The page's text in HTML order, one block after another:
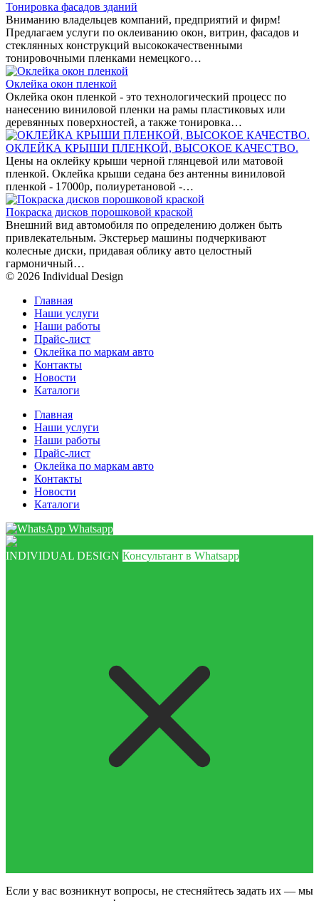
Тонировка фасадов зданий
Вниманию владельцев компаний, предприятий и фирм!
Предлагаем услуги по оклеиванию окон, витрин, фасадов и
стеклянных конструкций высококачественными
тонировочными пленками немецкого…
Оклейка окон пленкой
Оклейка окон пленкой - это технологический процесс по
нанесению виниловой пленки на рамы пластиковых или
деревянных поверхностей, а также тонировка…
ОКЛЕЙКА КРЫШИ ПЛЕНКОЙ, ВЫСОКОЕ КАЧЕСТВО.
Цены на оклейку крыши черной глянцевой или матовой
пленкой. Оклейка крыши седана без антенны виниловой
пленкой - 17000р, полиуретановой -…
Покраска дисков порошковой краской
Внешний вид автомобиля по определению должен быть
привлекательным. Экстерьер машины подчеркивают
колесные диски, придавая облику авто целостный
гармоничный…
© 2026 Individual Design
Главная
Наши услуги
Наши работы
Прайс-лист
Оклейка по маркам авто
Контакты
Новости
Каталоги
Главная
Наши услуги
Наши работы
Прайс-лист
Оклейка по маркам авто
Контакты
Новости
Каталоги
Whatsapp
INDIVIDUAL DESIGN Консультант в Whatsapp
Если у вас возникнут вопросы, не стесняйтесь задать их — мы